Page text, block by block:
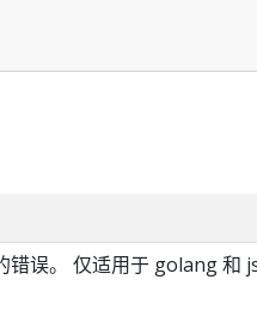
错误。 仅适用于 golang 和